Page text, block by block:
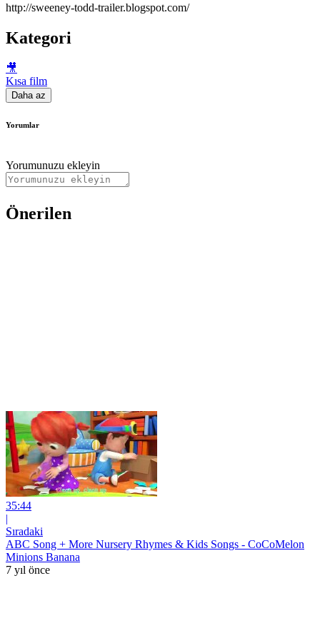
http://sweeney-todd-trailer.blogspot.com/
Kategori
🎥
Kısa film
Daha az
Yorumlar
Yorumunuzu ekleyin
Önerilen
35:44
|
Sıradaki
ABC Song + More Nursery Rhymes & Kids Songs - CoCoMelon
Minions Banana
7 yıl önce